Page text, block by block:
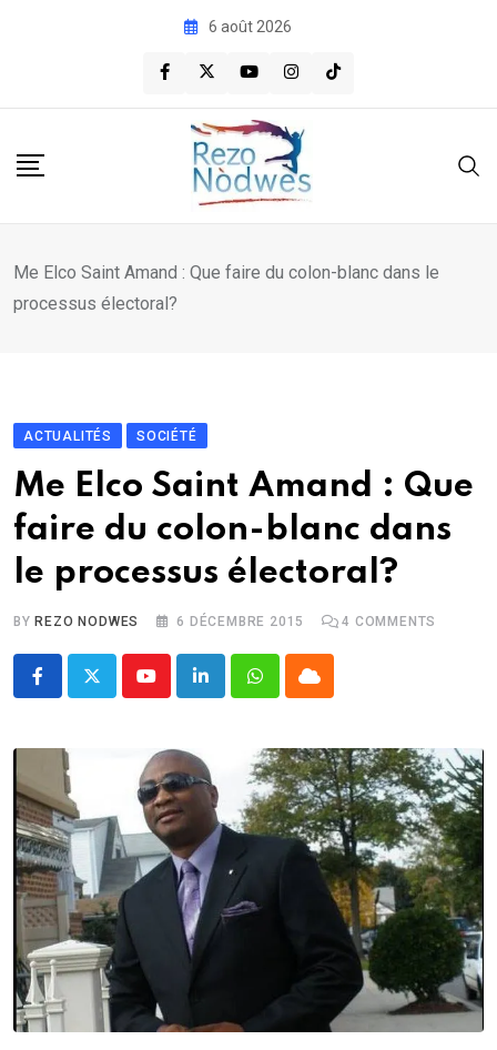
6 août 2026
Me Elco Saint Amand : Que faire du colon-blanc dans le
processus électoral?
ACTUALITÉS SOCIÉTÉ
Me Elco Saint Amand : Que
faire du colon-blanc dans
le processus électoral?
BY REZO NODWES 6 DÉCEMBRE 2015 4 COMMENTS
YoutubeLinkedInWhatsappCloud